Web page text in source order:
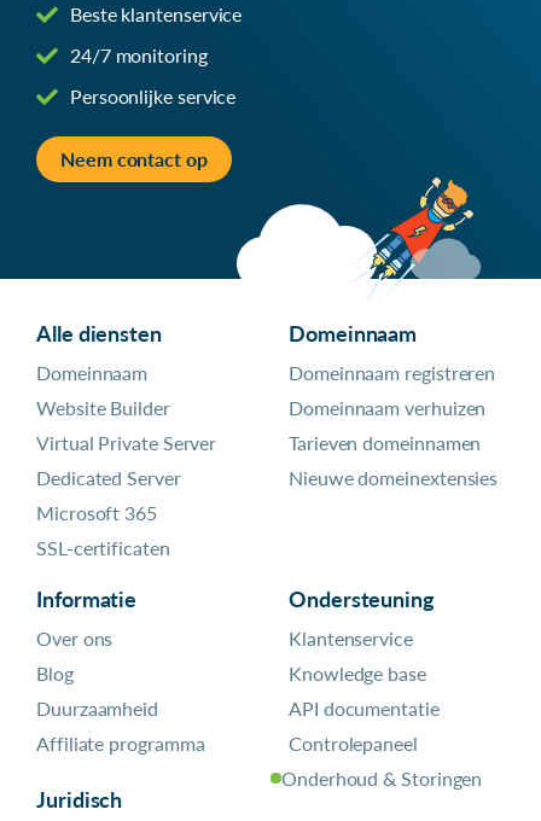
Beste klantenservice
24/7 monitoring
Persoonlijke service
Neem contact op
Alle diensten
Domeinnaam
Website Builder
Virtual Private Server
Dedicated Server
Microsoft 365
SSL-certificaten
Domeinnaam
Domeinnaam registreren
Domeinnaam verhuizen
Tarieven domeinnamen
Nieuwe domeinextensies
Informatie
Over ons
Blog
Duurzaamheid
Affiliate programma
Juridisch
Ondersteuning
Klantenservice
Knowledge base
API documentatie
Controlepaneel
Onderhoud & Storingen